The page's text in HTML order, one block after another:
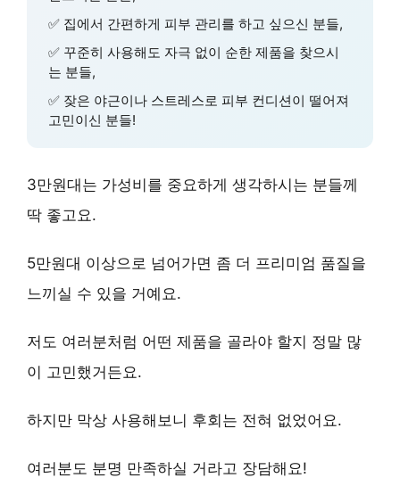
✅ 집에서 간편하게 피부 관리를 하고 싶으신 분들,
✅ 꾸준히 사용해도 자극 없이 순한 제품을 찾으시
는 분들,
✅ 잦은 야근이나 스트레스로 피부 컨디션이 떨어져
고민이신 분들!
3만원대는 가성비를 중요하게 생각하시는 분들께
딱 좋고요.
5만원대 이상으로 넘어가면 좀 더 프리미엄 품질을
느끼실 수 있을 거예요.
저도 여러분처럼 어떤 제품을 골라야 할지 정말 많
이 고민했거든요.
하지만 막상 사용해보니 후회는 전혀 없었어요.
여러분도 분명 만족하실 거라고 장담해요!